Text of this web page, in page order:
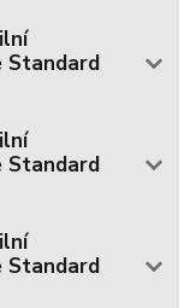
Standard
Standard
Standard